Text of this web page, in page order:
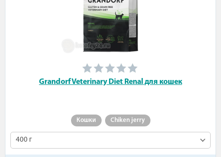
Grandorf Veterinary Diet Renal для кошек
Кошки Chiken jerry
400 г